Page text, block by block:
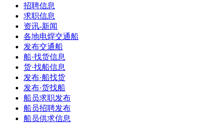
招聘信息
求职信息
资讯-新闻
各地电焊交通船
发布交通船
船·找货信息
货·找船信息
发布·船找货
发布·货找船
船员求职发布
船员招聘发布
船员供求信息